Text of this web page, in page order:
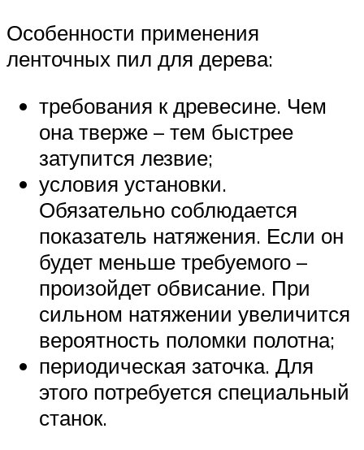
Особенности применения
ленточных пил для дерева:
требования к древесине. Чем
она тверже – тем быстрее
затупится лезвие;
условия установки.
Обязательно соблюдается
показатель натяжения. Если он
будет меньше требуемого –
произойдет обвисание. При
сильном натяжении увеличится
вероятность поломки полотна;
периодическая заточка. Для
этого потребуется специальный
станок.